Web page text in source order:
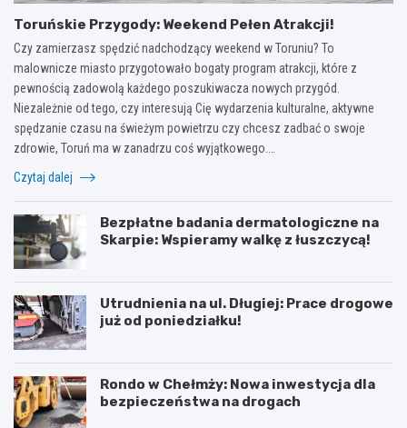
Toruńskie Przygody: Weekend Pełen Atrakcji!
Czy zamierzasz spędzić nadchodzący weekend w Toruniu? To
malownicze miasto przygotowało bogaty program atrakcji, które z
pewnością zadowolą każdego poszukiwacza nowych przygód.
Niezależnie od tego, czy interesują Cię wydarzenia kulturalne, aktywne
spędzanie czasu na świeżym powietrzu czy chcesz zadbać o swoje
zdrowie, Toruń ma w zanadrzu coś wyjątkowego.…
Czytaj dalej
Bezpłatne badania dermatologiczne na
Skarpie: Wspieramy walkę z łuszczycą!
Utrudnienia na ul. Długiej: Prace drogowe
już od poniedziałku!
Rondo w Chełmży: Nowa inwestycja dla
bezpieczeństwa na drogach